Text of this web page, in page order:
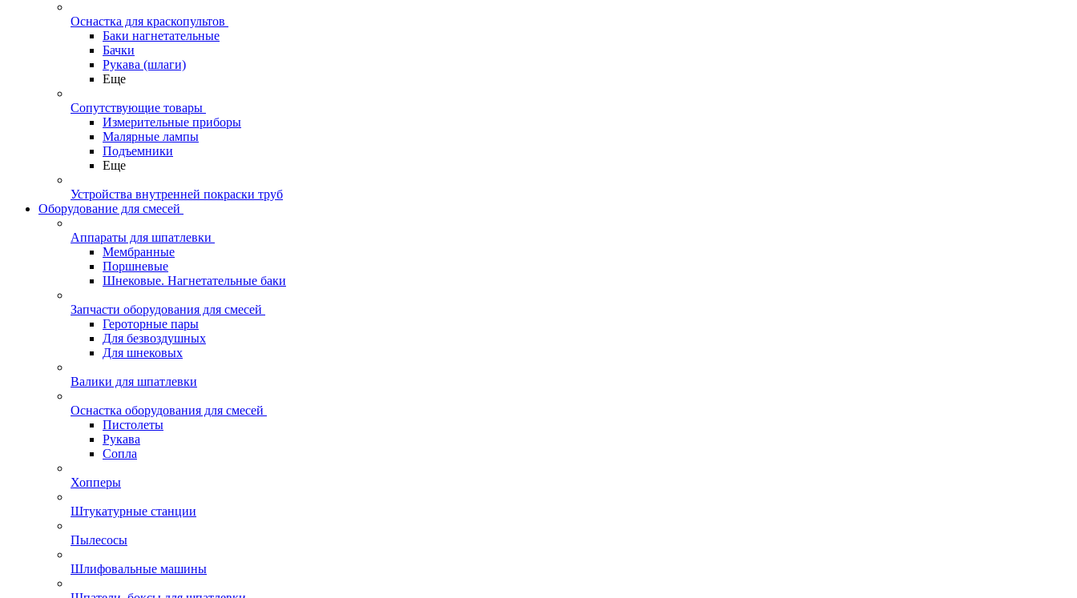
Оснастка для краскопультов
Баки нагнетательные
Бачки
Рукава (шлаги)
Еще
Сопутствующие товары
Измерительные приборы
Малярные лампы
Подъемники
Еще
Устройства внутренней покраски труб
Оборудование для смесей
Аппараты для шпатлевки
Мембранные
Поршневые
Шнековые. Нагнетательные баки
Запчасти оборудования для смесей
Героторные пары
Для безвоздушных
Для шнековых
Валики для шпатлевки
Оснастка оборудования для смесей
Пистолеты
Рукава
Сопла
Хопперы
Штукатурные станции
Пылесосы
Шлифовальные машины